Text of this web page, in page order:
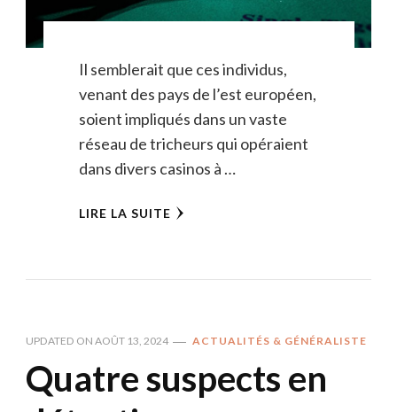
Il semblerait que ces individus,
venant des pays de l’est européen,
soient impliqués dans un vaste
réseau de tricheurs qui opéraient
dans divers casinos à …
LIRE LA SUITE
UPDATED ON AOÛT 13, 2024 ACTUALITÉS & GÉNÉRALISTE
Quatre suspects en